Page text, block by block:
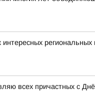
региональных
всех причастных с